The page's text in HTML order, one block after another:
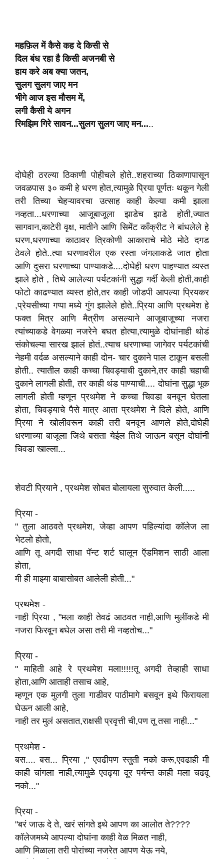
महफ़िल में कैसे कह दे किसी से
दिल बंध रहा है किसी अजनबी से
हाय करे अब क्या जतन,
सुलग सुलग जाए मन
भीगे आज इस मौसम में,
लगी कैसी ये अगन
रिमझिम गिरे सावन...सुलग सुलग जाए मन.....
दोघेही ठरल्या ठिकाणी पोहीचले होते..शहराच्या ठिकाणापासून
जवळपास ३० कमी हे धरण होत,त्यामुळे प्रिया पूर्णतः थकून गेली
तरी तिच्या चेहऱ्यावरचा उत्साह काही केल्या कमी झाला
नव्हता...धरणाच्या आजूबाजूला झाडेच झाडे होती,ज्यात
सागवान,काटेरी वृक्ष, मातीने आणि सिमेंट काँक्रीट ने बांधलेले हे
धरण,धरणाच्या काठावर त्रिकोणी आकाराचे मोठे मोठे दगड
ठेवले होते..त्या धरणावरील एक रस्ता जंगलाकडे जात होता
आणि दुसरा धरणाच्या पाण्याकडे....दोघेही धरण पाहण्यात व्यस्त
झाले होते , तिथे आलेल्या पर्यटकांनी सुद्धा गर्दी केली होती,काही
फोटो काढण्यात व्यस्त होते,तर काही जोडपी आपल्या प्रियकर
,प्रेयसीच्या गप्पा मध्ये गुंग झालेले होते..प्रिया आणि प्रथमेश हे
फक्त मित्र आणि मैत्रीण असल्याने आजूबाजूच्या नजरा
त्यांच्याकडे वेगळ्या नजरेने बघत होत्या,त्यामुळे दोघांनाही थोडं
संकोचल्या सारख झालं होतं..त्याच धरणाच्या जागेवर पर्यटकांची
नेहमी वर्दळ असल्याने काही दोन- चार दुकाने पाल टाकून बसली
होती.. त्यातील काही कच्चा चिवड्याची दुकाने,तर काही चहाची
दुकाने लागली होती, तर काही थंड पाण्याची.... दोघांना सुद्धा भूक
लागली होती म्हणून प्रथमेश ने कच्चा चिवडा बनवून घेतला
होता, चिवड्याचे पैसे मात्र आता प्रथमेश ने दिले होते, आणि
प्रिया ने खोलीवरून काही तरी बनवून आणले होते,दोघेही
धरणाच्या बाजूला जिथे बसता येईल तिथे जाऊन बसून दोघांनी
चिवडा खाल्ला...
शेवटी प्रियाने , प्रथमेश सोबत बोलायला सुरुवात केली.....
प्रिया -
" तुला आठवते प्रथमेश, जेव्हा आपण पहिल्यांदा कॉलेज ला
भेटलो होतो,
आणि तू अगदी साधा पॅन्ट शर्ट घालून ऍडमिशन साठी आला
होता,
मी ही माझ्या बाबासोबत आलेली होती..."
प्रथमेश -
नाही प्रिया , "मला काही तेवढं आठवत नाही,आणि मुलींकडे मी
नजरा फिरवून बघेल असा तरी मी नव्हतोच..."
प्रिया -
" माहिती आहे रे प्रथमेश मला!!!!!तू अगदी तेव्हाही साधा
होता,आणि आताही तसाच आहे,
म्हणून एक मुलगी तुला गाडीवर पाठीमागे बसवून इथे फिरायला
घेऊन आली आहे,
नाही तर मुलं असतात,राक्षसी प्रवृत्ती ची,पण तू तसा नाही..."
प्रथमेश -
बस.... बस... प्रिया ," एवढीपण स्तुती नको करू,एवढाही मी
काही चांगला नाही,त्यामुळे एवढ्या दूर पर्यन्त काही मला चढवू
नको..."
प्रिया -
"बरं जाऊ दे ते, खरं सांगते इथे आपण का आलोत ते????
कॉलेजमध्ये आपल्या दोघांना काही वेळ मिळत नाही,
आणि मिळाला तरी पोरांच्या नजरेत आपण येऊ नये,